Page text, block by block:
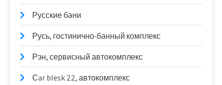
Русские бани
Русь, гостинично-банный комплекс
Рэн, сервисный автокомплекс
Сar blesk 22, автокомплекс